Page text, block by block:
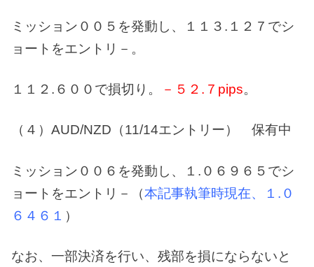
ミッション００５を発動し、１１３.１２７でシ
ョートをエントリ－。
１１２.６００で損切り。 －５２.７pips。
（４）AUD/NZD（11/14エントリー） 保有中
ミッション００６を発動し、１.０６９６５でシ
ョートをエントリ－（本記事執筆時現在、１.０
６４６１ ）
なお、一部決済を行い、残部を損にならないと